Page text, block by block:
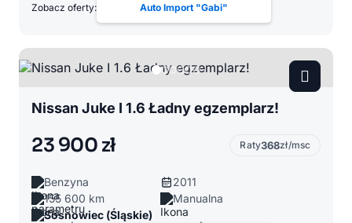
Zobacz oferty: Auto Import "Gabi"
Nissan Juke I 1.6 Ładny egzemplarz!
23 900 zł Raty368zł/msc
Benzyna
2011
155 600 km
Manualna
Sosnowiec (Śląskie)